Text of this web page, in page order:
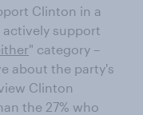
Clinton in a
actively support
" category –
about the party's
Clinton
the 27% who